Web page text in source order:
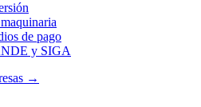
de pago
y SIGA
→